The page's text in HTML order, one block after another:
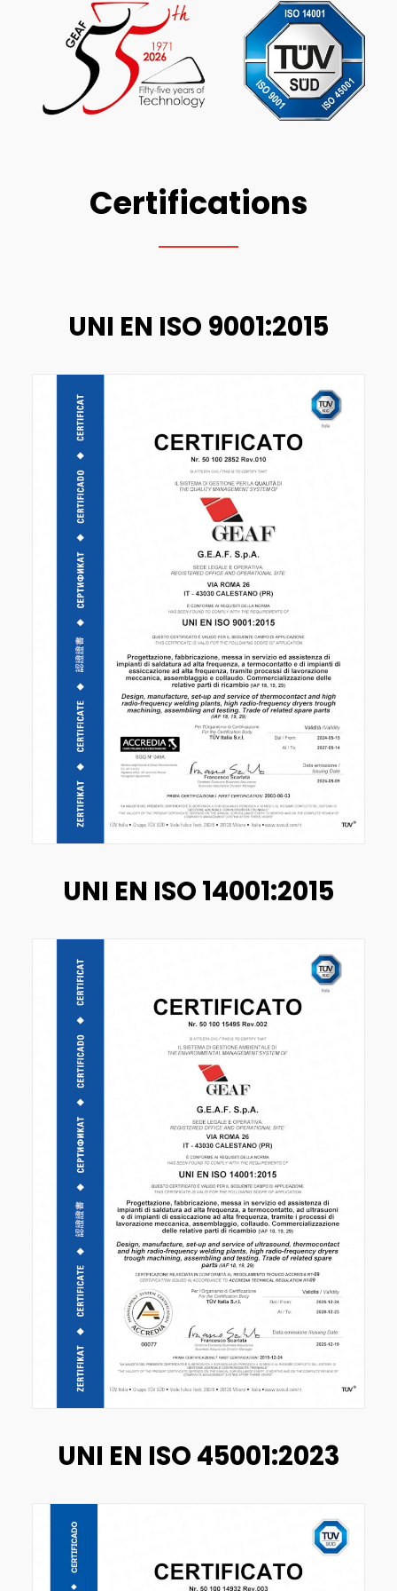
ENGLISH
FRANÇAIS
DEUTSCH
Certifications
UNI EN ISO 9001:2015
UNI EN ISO 14001:2015
UNI EN ISO 45001:2023